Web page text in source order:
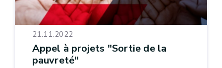
21.11.2022
Appel à projets "Sortie de la
pauvreté"